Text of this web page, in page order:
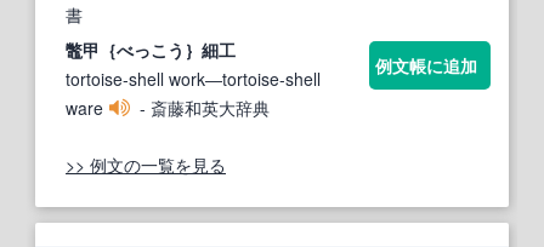
書
鼈甲｛べっこう｝細工
tortoise-shell work―tortoise-shell
ware
- 斎藤和英大辞典
例文帳に追加
>> 例文の一覧を見る